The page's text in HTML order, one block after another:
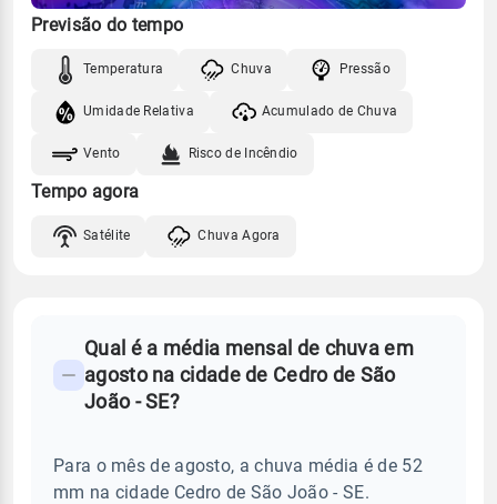
Previsão do tempo
Temperatura Chuva Pressão
Umidade Relativa Acumulado de Chuva
Vento Risco de Incêndio
Tempo agora
Satélite Chuva Agora
Perguntas
frequentes
chuva
Qual é a média mensal de chuva em
agosto na cidade de Cedro de São
João - SE?
Para o mês de agosto, a chuva média é de 52
mm na cidade Cedro de São João - SE.